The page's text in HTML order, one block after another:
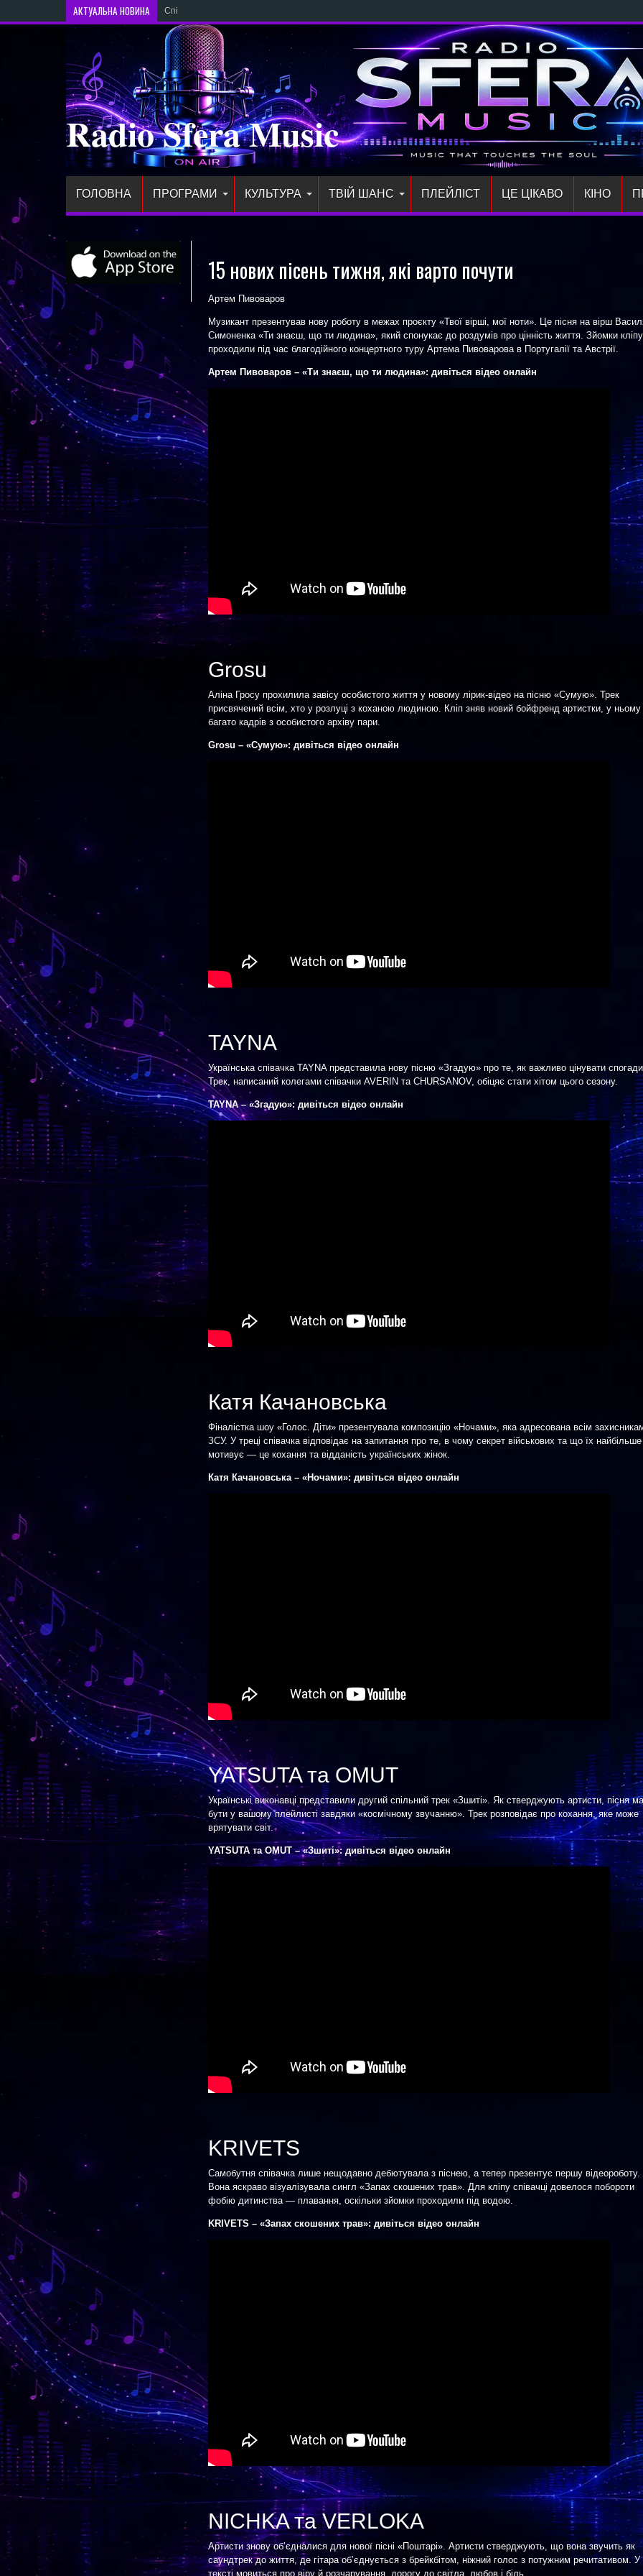
АКТУАЛЬНА НОВИНА Співачка CHERNETSKA випустила новий сингл «з
Radio Sfera Music
ГОЛОВНА ПРОГРАМИ КУЛЬТУРА ТВІЙ ШАНС ПЛЕЙЛIСТ ЦЕ ЦІКАВО КІНО
15 нових пісень тижня, які варто почути
Артем Пивоваров
Музикант презентував нову роботу в межах проєкту «Твої вірші, мої ноти». Це пісня на вірш
Симоненка «Ти знаєш, що ти людина», який спонукає до роздумів про цінність життя. Зйомки кліпу
проходили під час благодійного концертного туру Артема Пивоварова в Португалії та Австрії.
Артем Пивоваров – «Ти знаєш, що ти людина»: дивіться відео онлайн
Grosu
Аліна Гросу прохилила завісу особистого життя у новому лірик-відео на пісню «Сумую». Трек
присвячений всім, хто у розлуці з коханою людиною. Кліп зняв новий бойфренд артистки, у ньому
багато кадрів з особистого архіву пари.
Grosu – «Сумую»: дивіться відео онлайн
TAYNA
Українська співачка TAYNA представила нову пісню «Згадую» про те, як важливо цінувати
Трек, написаний колегами співачки AVERIN та CHURSANOV, обіцяє стати хітом цього сезону.
TAYNA – «Згадую»: дивіться відео онлайн
Катя Качановська
Фіналістка шоу «Голос. Діти» презентувала композицію «Ночами», яка адресована всім
ЗСУ. У треці співачка відповідає на запитання про те, в чому секрет військових та що їх найбільше
мотивує — це кохання та відданість українських жінок.
Катя Качановська – «Ночами»: дивіться відео онлайн
YATSUTA та OMUT
Українські виконавці представили другий спільний трек «Зшиті». Як стверджують артисти, пісня
бути у вашому плейлисті завдяки «космічному звучанню». Трек розповідає про кохання, яке може
врятувати світ.
YATSUTA та OMUT – «Зшиті»: дивіться відео онлайн
KRIVETS
Самобутня співачка лише нещодавно дебютувала з піснею, а тепер презентує першу відеороботу.
Вона яскраво візуалізувала сингл «Запах скошених трав». Для кліпу співачці довелося побороти
фобію дитинства — плавання, оскільки зйомки проходили під водою.
KRIVETS – «Запах скошених трав»: дивіться відео онлайн
NICHKA та VERLOKA
Артисти знову об’єдналися для нової пісні «Поштарі». Артисти стверджують, що вона звучить як
саундтрек до життя, де гітара об’єднується з брейкбітом, ніжний голос з потужним речитативом. У
тексті мовиться про віру й розчарування, дорогу до світла, любов і біль.